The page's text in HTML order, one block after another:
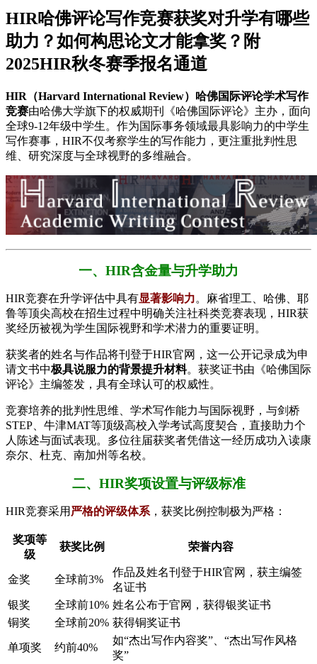
HIR哈佛评论写作竞赛获奖对升学有哪些
助力？如何构思论文才能拿奖？附​
2025HIR秋冬赛季报名通道
HIR（Harvard International Review）哈佛国际评论学术写作
竞赛由哈佛大学旗下的权威期刊《哈佛国际评论》主办，面向
全球9-12年级中学生。作为国际事务领域最具影响力的中学生
写作赛事，HIR不仅考察学生的写作能力，更注重批判性思
维、研究深度与全球视野的多维融合。
一、HIR含金量与升学助力
HIR竞赛在升学评估中具有​显著影响力​。麻省理工、哈佛、耶
鲁等顶尖高校在招生过程中明确关注社科类竞赛表现，HIR获
奖经历被视为学生国际视野和学术潜力的重要证明。
获奖者的姓名与作品将刊登于HIR官网，这一公开记录成为申
请文书中​​极具说服力的背景提升材料​​。获奖证书由《哈佛国际
评论》主编签发，具有全球认可的权威性。
竞赛培养的批判性思维、学术写作能力与国际视野，与剑桥
STEP、牛津MAT等顶级高校入学考试高度契合，直接助力个
人陈述与面试表现。多位往届获奖者凭借这一经历成功入读康
奈尔、杜克、南加州等名校。
二、HIR奖项设置与评级标准
HIR竞赛采用 严格的评级体系 ，获奖比例控制极为严格：
奖项等
级
获奖比例 荣誉内容
金奖 全球前3%
作品及姓名刊登于HIR官网，获主编签
名证书
银奖
全球前10% 姓名公布于官网，获得银奖证书
铜奖
全球前20% 获得铜奖证书
单项奖 约前40%
如“杰出写作内容奖”、“杰出写作风格
奖”